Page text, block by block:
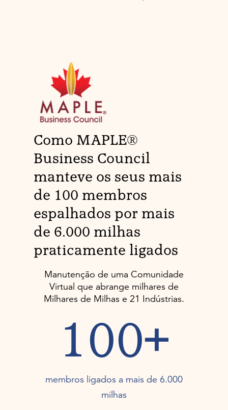
Como MAPLE®
Business Council
manteve os seus mais
de 100 membros
espalhados por mais
de 6.000 milhas
praticamente ligados
Manutenção de uma Comunidade
Virtual que abrange milhares de
Milhares de Milhas e 21 Indústrias.
100+
membros ligados a mais de 6.000
milhas